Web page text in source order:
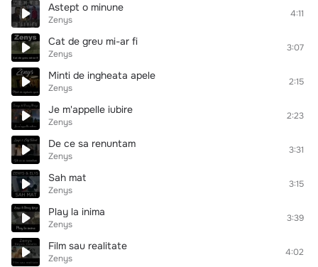
Astept o minune
Zenys
4:11
Cat de greu mi-ar fi
Zenys
3:07
Minti de ingheata apele
Zenys
2:15
Je m'appelle iubire
Zenys
2:23
De ce sa renuntam
Zenys
3:31
Sah mat
Zenys
3:15
Play la inima
Zenys
3:39
Film sau realitate
Zenys
4:02